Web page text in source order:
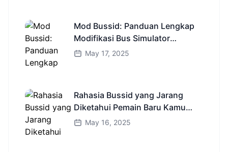
Mod Bussid: Panduan Lengkap
Modifikasi Bus Simulator
Indonesia
May 17, 2025
Rahasia Bussid yang Jarang
Diketahui Pemain Baru Kamu
Wajib Coba!
May 16, 2025